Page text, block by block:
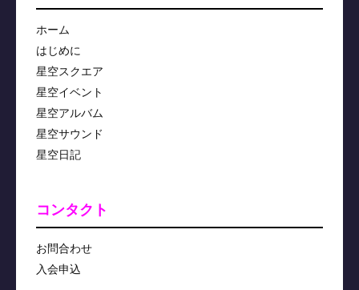
ホーム
はじめに
星空スクエア
星空イベント
星空アルバム
星空サウンド
星空日記
コンタクト
お問合わせ
入会申込